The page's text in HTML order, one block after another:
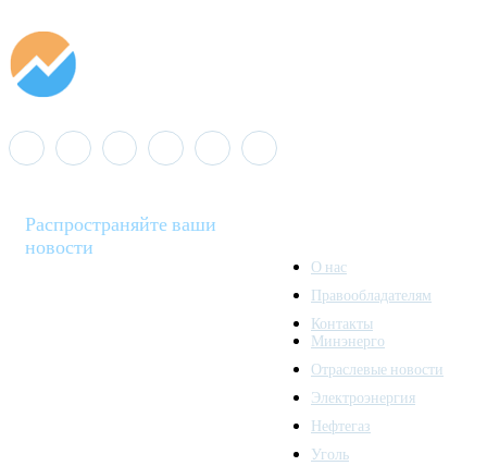
Распространяйте ваши
новости
О нас
Правообладателям
Контакты
Минэнерго
Отраслевые новости
Электроэнергия
Нефтегаз
Уголь